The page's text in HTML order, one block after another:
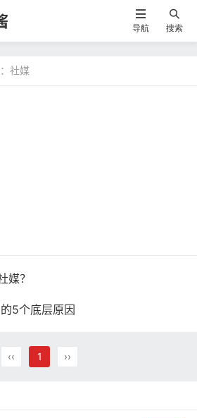
导航 搜索
社媒
媒？
5个底层原因
‹‹ 1 ››